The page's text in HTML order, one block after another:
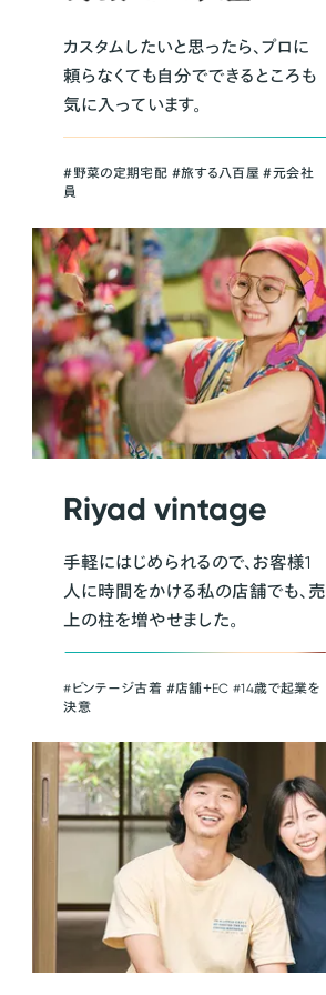
カスタムしたいと思ったら、プロに
頼らなくても自分でできるところも
気に入っています。
＃野菜の定期宅配 ＃旅する八百屋 ＃元会社
員
Riyad vintage
手軽にはじめられるので、お客様1
人に時間をかける私の店舗でも、売
上の柱を増やせました。
#ビンテージ古着 ＃店舗＋EC #14歳で起業を
決意